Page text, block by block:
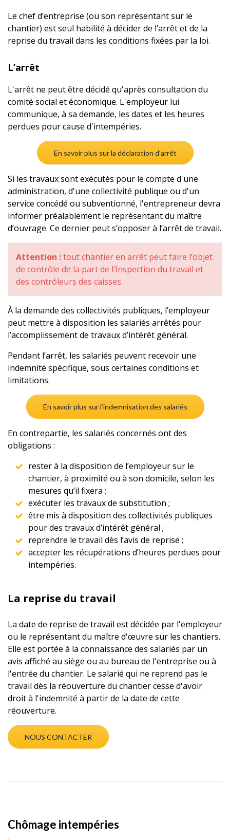
Le chef d’entreprise (ou son représentant sur le
chantier) est seul habilité à décider de l’arrêt et de la
reprise du travail dans les conditions fixées par la loi.
L’arrêt
L'arrêt ne peut être décidé qu'après consultation du
comité social et économique. L'employeur lui
communique, à sa demande, les dates et les heures
perdues pour cause d'intempéries.
En savoir plus sur la déclaration d’arrêt
Si les travaux sont exécutés pour le compte d'une
administration, d'une collectivité publique ou d'un
service concédé ou subventionné, l'entrepreneur devra
informer préalablement le représentant du maître
d’ouvrage. Ce dernier peut s’opposer à l’arrêt de travail.
Attention :tout chantier en arrêt peut faire l’objet
de contrôle de la part de l’Inspection du travail et
des contrôleurs des caisses.
À la demande des collectivités publiques, l’employeur
peut mettre à disposition les salariés arrêtés pour
l’accomplissement de travaux d’intérêt général.
Pendant l’arrêt, les salariés peuvent recevoir une
indemnité spécifique, sous certaines conditions et
limitations.
En savoir plus sur l’indemnisation des salariés
En contrepartie, les salariés concernés ont des
obligations :
rester à la disposition de l’employeur sur le
chantier, à proximité ou à son domicile, selon les
mesures qu’il fixera ;
exécuter les travaux de substitution ;
être mis à disposition des collectivités publiques
pour des travaux d’intérêt général ;
reprendre le travail dès l’avis de reprise ;
accepter les récupérations d’heures perdues pour
intempéries.
La reprise du travail
La date de reprise de travail est décidée par l'employeur
ou le représentant du maître d'œuvre sur les chantiers.
Elle est portée à la connaissance des salariés par un
avis affiché au siège ou au bureau de l'entreprise ou à
l'entrée du chantier. Le salarié qui ne reprend pas le
travail dès la réouverture du chantier cesse d'avoir
droit à l'indemnité à partir de la date de cette
réouverture.
NOUS CONTACTER
Chômage intempéries